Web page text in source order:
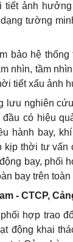
tiết ảnh
tường
bảo hệ thống
nhìn, tầm
tiết xấu ảnh
lưu nghiên cứ
có hiệu qu
hành bay,
kịp thời tư
bay, phối
bay trên toàn
- CTCP,
hợp trao đ
động khai